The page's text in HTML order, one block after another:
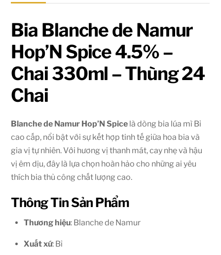
Bia Blanche de Namur
Hop’N Spice 4.5% –
Chai 330ml – Thùng 24
Chai
Blanche de Namur Hop’N Spice là dòng bia lúa mì Bỉ
cao cấp, nổi bật với sự kết hợp tinh tế giữa hoa bia và
gia vị tự nhiên. Với hương vị thanh mát, cay nhẹ và hậu
vị êm dịu, đây là lựa chọn hoàn hảo cho những ai yêu
thích bia thủ công chất lượng cao.
Thông Tin Sản Phẩm
Thương hiệu: Blanche de Namur
Xuất xứ: Bỉ